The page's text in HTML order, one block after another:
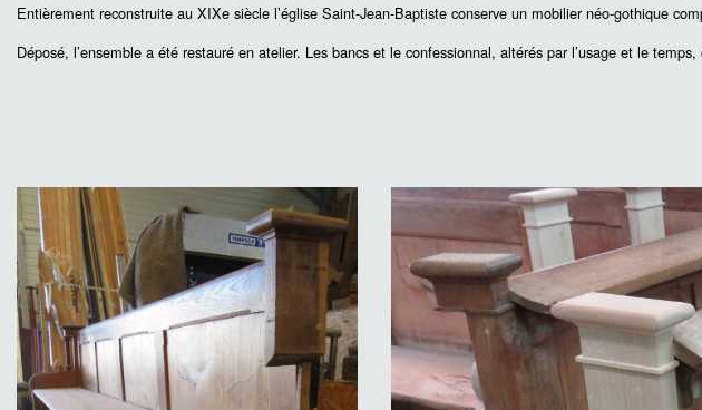
Entièrement reconstruite au XIXe siècle l’église Saint-Jean-Baptiste conserve un mobilier néo-gothique
Déposé, l’ensemble a été restauré en atelier. Les bancs et le confessionnal, altérés par l’usage et le